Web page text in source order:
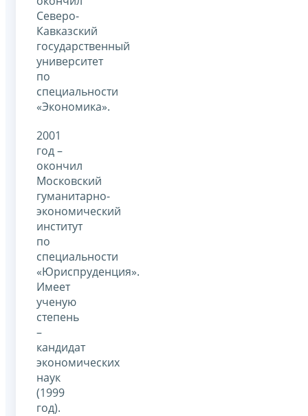
Северо-
Кавказский
государственный
университет
по
специальности
«Экономика».
2001
год –
окончил
Московский
гуманитарно-
экономический
институт
по
специальности
«Юриспруденция».
Имеет
ученую
степень
–
кандидат
экономических
наук
(1999
год).